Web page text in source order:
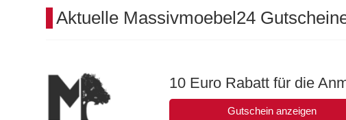
Aktuelle Massivmoebel24
10 Euro Rabatt für die
Gutschein anzeigen